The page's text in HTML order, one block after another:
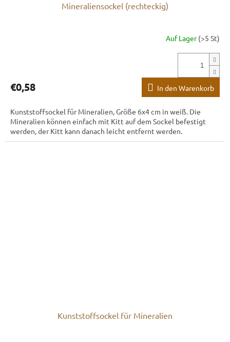
Mineraliensockel (rechteckig)
Auf Lager(>5 St)
€0,58 In den Warenkorb
Kunststoffsockel für Mineralien, Größe 6x4 cm in weiß. Die
Mineralien können einfach mit Kitt auf dem Sockel befestigt
werden, der Kitt kann danach leicht entfernt werden.
Kunststoffsockel für Mineralien